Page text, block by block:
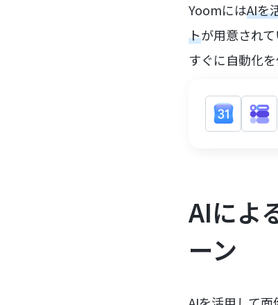
YoomにはAIを
トが用意され
すぐに自動化
AIによ
ーン